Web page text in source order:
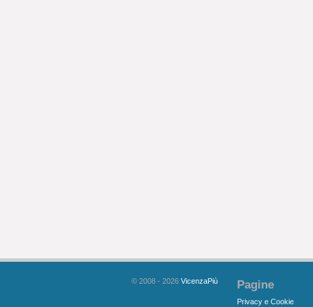
© 2008 - 2026 VicenzaPiù Pagine
Privacy e Cookie